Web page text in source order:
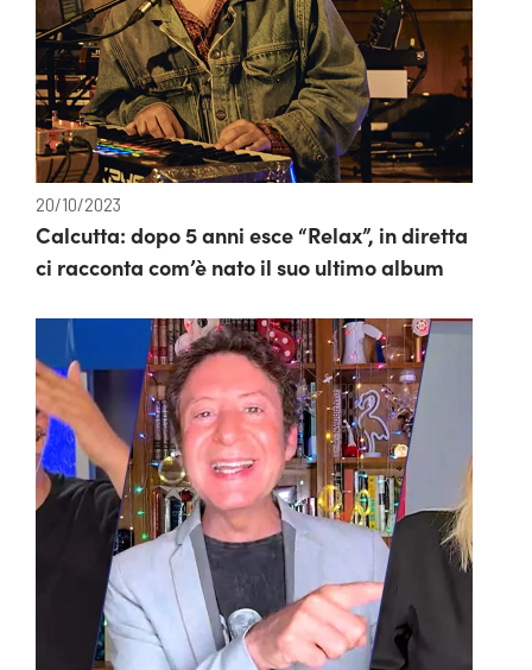
20/10/2023
Calcutta: dopo 5 anni esce “Relax”, in diretta
ci racconta com’è nato il suo ultimo album